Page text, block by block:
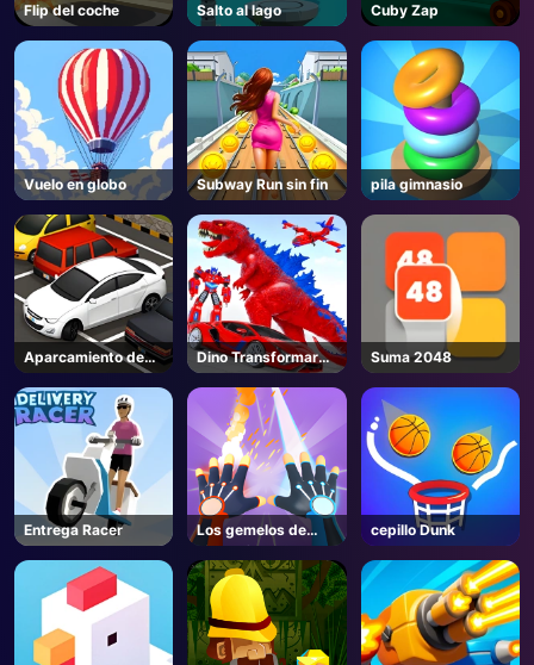
AD
Flip del coche Salto al lago Cuby Zap
Vuelo en globo Subway Run sin fin pila gimnasio
Aparcamiento de
coches
Dino Transformar
Raza
Suma 2048
Entrega Racer
Los gemelos de
hielo y fuego
cepillo Dunk